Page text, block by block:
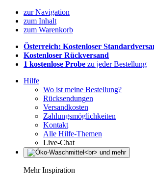
zur Navigation
zum Inhalt
zum Warenkorb
Österreich: Kostenloser
Kostenloser Rückversand
1 kostenlose Probe zu jeder Bestellung
Hilfe
Wo ist meine Bestellung?
Rücksendungen
Versandkosten
Zahlungsmöglichkeiten
Kontakt
Alle Hilfe-Themen
Live-Chat
Mehr Inspiration